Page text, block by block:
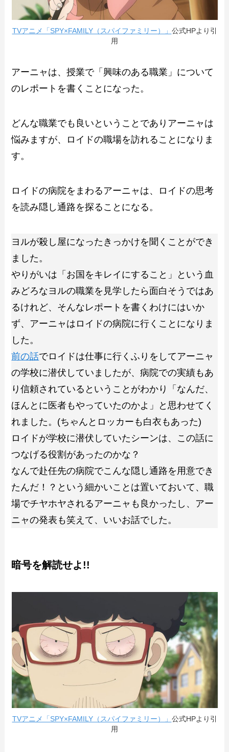
TVアニメ「SPY×FAMILY（スパイファミリー）」 公式HPより引
用
アーニャは、授業で「興味のある職業」について
のレポートを書くことになった。
どんな職業でも良いということでありアーニャは
悩みますが、ロイドの職場を訪れることになりま
す。
ロイドの病院をまわるアーニャは、ロイドの思考
を読み隠し通路を探ることになる。
ヨルが殺し屋になったきっかけを聞くことができ
ました。
やりがいは「お国をキレイにすること」という血
みどろなヨルの職業を見学したら面白そうではあ
るけれど、そんなレポートを書くわけにはいか
ず、アーニャはロイドの病院に行くことになりま
した。
前の話でロイドは仕事に行くふりをしてアーニャ
の学校に潜伏していましたが、病院での実績もあ
り信頼されているということがわかり「なんだ、
ほんとに医者もやっていたのかよ」と思わせてく
れました。(ちゃんとロッカーも白衣もあった)
ロイドが学校に潜伏していたシーンは、この話に
つなげる役割があったのかな？
なんで赴任先の病院でこんな隠し通路を用意でき
たんだ！？という細かいことは置いておいて、職
場でチヤホヤされるアーニャも良かったし、アー
ニャの発表も笑えて、いいお話でした。
暗号を解読せよ!!
TVアニメ「SPY×FAMILY（スパイファミリー）」 公式HPより引
用